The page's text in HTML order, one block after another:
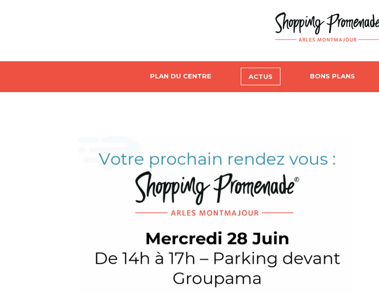
PLAN DU CENTRE ACTUS BONS PLANS